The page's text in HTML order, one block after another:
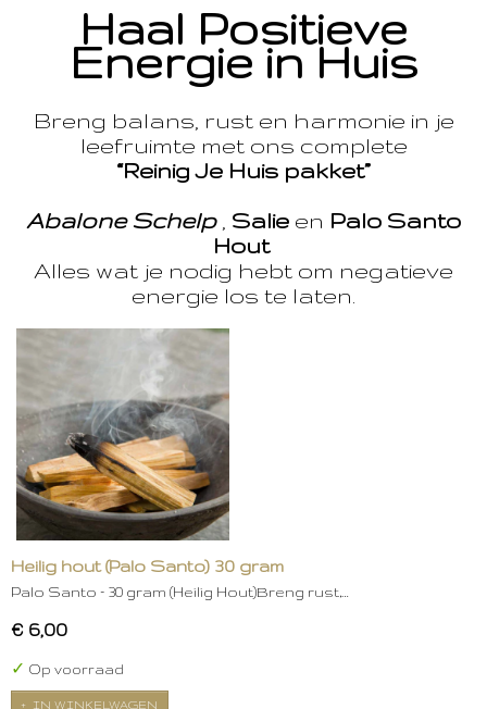
Haal Positieve
Energie in Huis
Breng balans, rust en harmonie in je
leefruimte met ons complete
“Reinig Je Huis pakket”
Abalone Schelp, Salie en Palo Santo
Hout
Alles wat je nodig hebt om negatieve
energie los te laten.
Heilig hout (Palo Santo) 30 gram
Palo Santo – 30 gram (Heilig Hout)Breng rust,…
€ 6,00
✓ Op voorraad
IN WINKELWAGEN